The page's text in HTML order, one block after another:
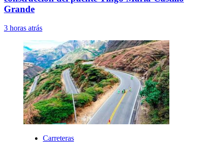
Grande
3 horas atrás
Carreteras